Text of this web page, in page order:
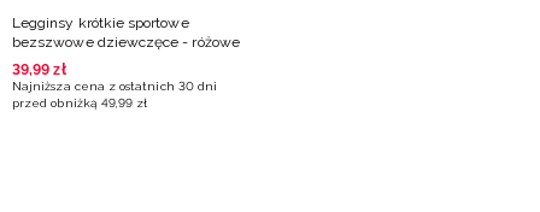
Legginsy krótkie sportowe
bezszwowe dziewczęce - różowe
39,99 zł
Najniższa cena z ostatnich 30 dni
przed obniżką 49,99 zł